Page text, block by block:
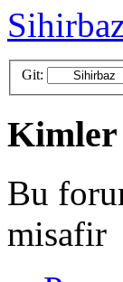
Git:
Kimler
Bu
misafir